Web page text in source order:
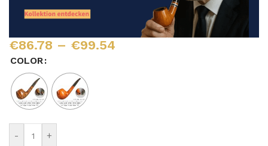
€86.78 – €99.54
COLOR
- +